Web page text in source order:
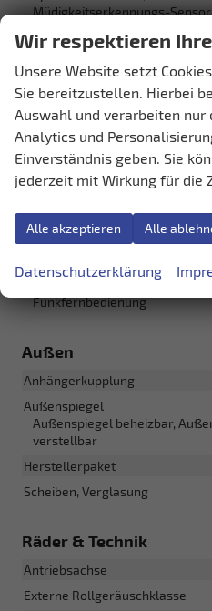
Müdigkeitserkennungs-
Einparkhilfe
Innenspiegel automatisch
Lichttechnik
Lichtsensor,
Rückleuchten, LED-
Pannenhilfe
Start/Stop-Automatik
Waschwasserstandsanzeige
Zentralverriegelung
Zentralverriegelung,
Funkfernbedienung
Außen
Anhängerkupplung
Außenspiegel
Außenspiegel beheizbar,
verstellbar
Herstellerpaket
Scheiben, Verglasung
Räder & Technik
Antriebsachse
Externe Rollgeräuschklasse
Wir respektieren
Unsere Website setzt
Sie bereitzustellen. Hierbei
Auswahl und verarbeiten nur
Analytics und
Einverständnis geben. Sie
jederzeit mit Wirkung für die
Alle akzeptieren Alle
Datenschutzerklärung